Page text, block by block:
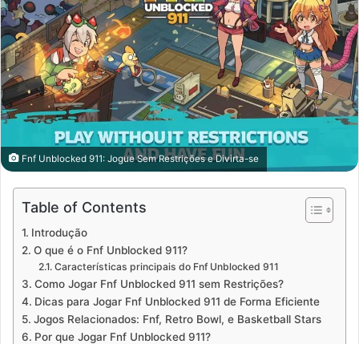
Fnf Unblocked 911: Jogue Sem Restrições e Divirta-se
Table of Contents
Introdução
O que é o Fnf Unblocked 911?
Características principais do Fnf Unblocked 911
Como Jogar Fnf Unblocked 911 sem Restrições?
Dicas para Jogar Fnf Unblocked 911 de Forma Eficiente
Jogos Relacionados: Fnf, Retro Bowl, e Basketball Stars
Por que Jogar Fnf Unblocked 911?